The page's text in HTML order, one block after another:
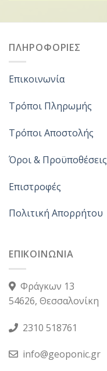
ΠΛΗΡΟΦΟΡΙΕΣ
Επικοινωνία
Τρόποι Πληρωμής
Τρόποι Αποστολής
Όροι & Προϋποθέσεις
Επιστροφές
Πολιτική Απορρήτου
ΕΠΙΚΟΙΝΩΝΙΑ
Φράγκων 13
54626, Θεσσαλονίκη
2310 518761
info@geoponic.gr